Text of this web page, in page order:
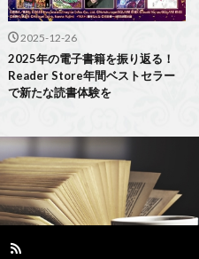
2025-12-26
2025年の電子書籍を振り返る！
Reader Store年間ベストセラー
で新たな読書体験を